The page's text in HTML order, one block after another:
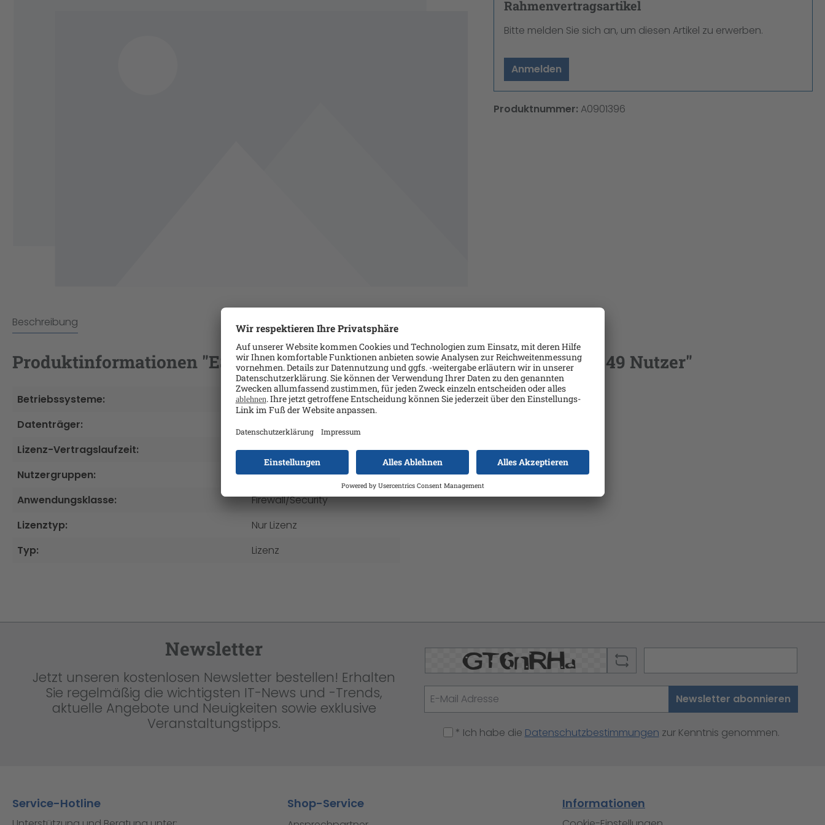
Rahmenvertragsartikel
Bitte melden Sie sich an, um diesen Artikel zu erwerben.
Anmelden
Produktnummer: A0901396
Beschreibung
Produktinformationen "ESET PROTECT Advanced 1 Jahr Neulizenz 26 - 49 Nutzer"
Betriebssysteme:
Mac OS
Datenträger:
Lizenz-Vertragslaufzeit:
1Jahre
Nutzergruppen:
Vollversion
Anwendungsklasse:
Firewall/Security
Lizenztyp:
Nur Lizenz
Typ:
Lizenz
Newsletter
Jetzt unseren kostenlosen Newsletter bestellen! Erhalten
Sie regelmäßig die wichtigsten IT-News und -Trends,
aktuelle Angebote und Neuigkeiten sowie exklusive
Veranstaltungstipps.
Newsletter abonnieren
* Ich habe die Datenschutzbestimmungen zur Kenntnis genommen.
Service-Hotline Shop-Service Informationen